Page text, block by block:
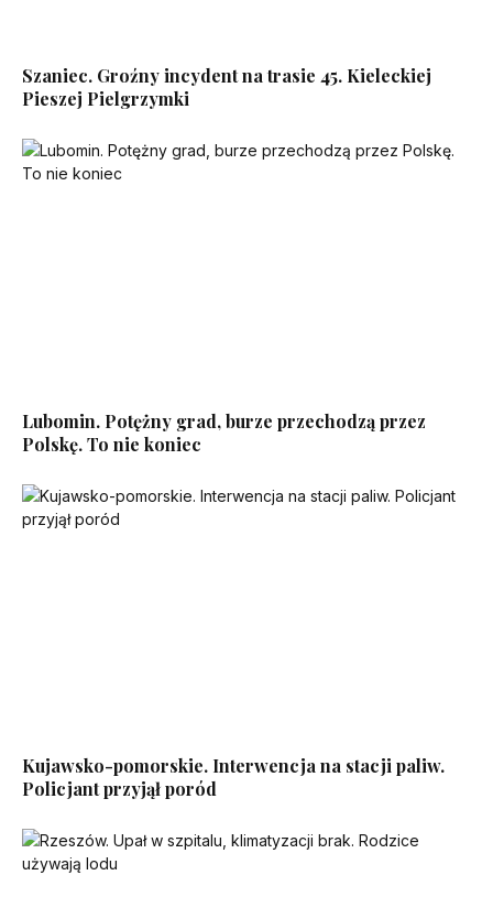
Szaniec. Groźny incydent na trasie 45. Kieleckiej
Pieszej Pielgrzymki
Lubomin. Potężny grad, burze przechodzą przez
Polskę. To nie koniec
Kujawsko-pomorskie. Interwencja na stacji paliw.
Policjant przyjął poród